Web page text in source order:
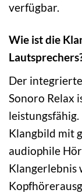
verfügbar.
Wie ist die
Der
Sonoro Relax
Klangbild mit
audiophile
Klangerlebnis